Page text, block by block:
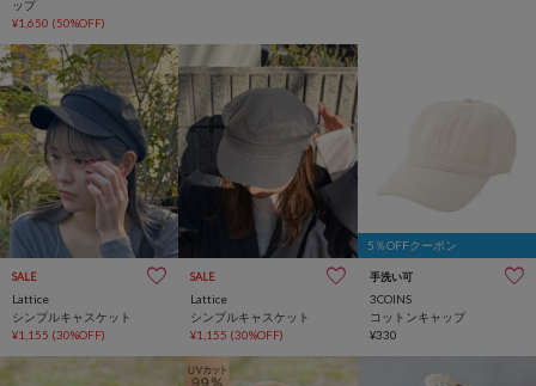
ップ
¥1,650 (50%OFF)
SALE
Lattice
シンプルキャスケット
¥1,155 (30%OFF)
SALE
Lattice
シンプルキャスケット
¥1,155 (30%OFF)
5％OFFクーポン
手洗い可
3COINS
コットンキャップ
¥330